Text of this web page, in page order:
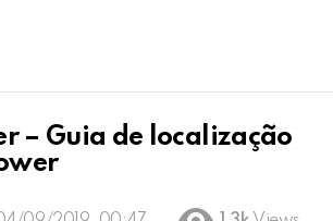
– Guia de localização